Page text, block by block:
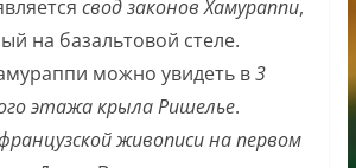
свод законов Хамураппи,
на базальтовой стеле.
можно увидеть в3
этажа крыла Ришелье.
живописи на первом